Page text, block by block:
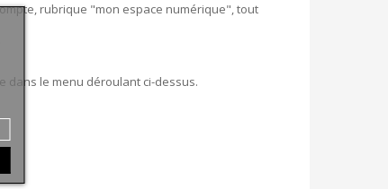
rubrique "mon espace numérique", tout
dans le menu déroulant ci-dessus.